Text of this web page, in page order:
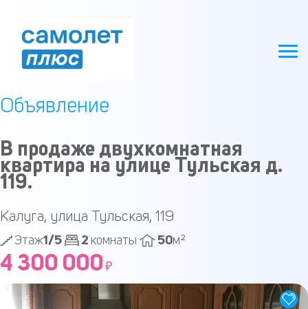
Объявление
В пpодaже двухкoмнaтная
квартирa на улицe Тульcкая д.
119.
Калуга, улица Тульская, 119
Этаж1/5 2 комнаты 50м²
4 300 000₽